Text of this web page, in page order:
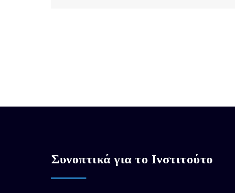
Συνοπτικά για το Ινστιτούτο